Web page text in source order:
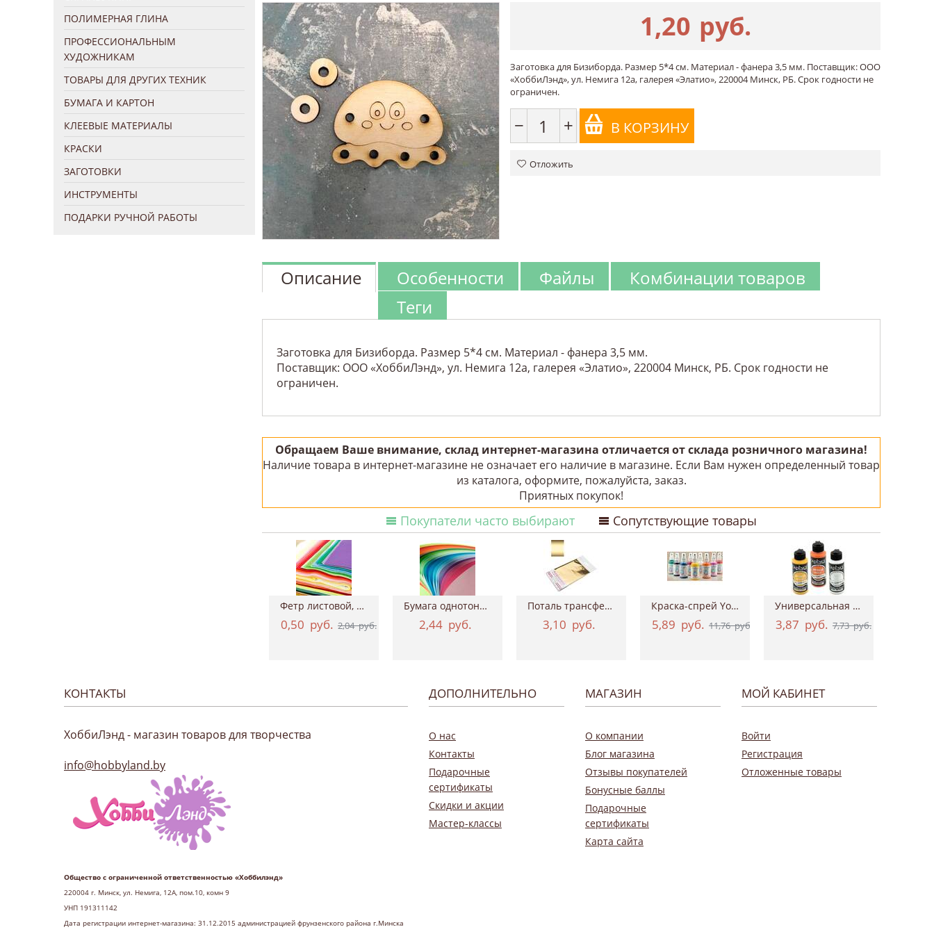
ПОЛИМЕРНАЯ ГЛИНА
ПРОФЕССИОНАЛЬНЫМ
ХУДОЖНИКАМ
ТОВАРЫ ДЛЯ ДРУГИХ ТЕХНИК
БУМАГА И КАРТОН
КЛЕЕВЫЕ МАТЕРИАЛЫ
КРАСКИ
ЗАГОТОВКИ
ИНСТРУМЕНТЫ
ПОДАРКИ РУЧНОЙ РАБОТЫ
1,20 руб.
Заготовка для Бизиборда. Размер 5*4 см. Материал - фанера 3,5 мм. Поставщик: ООО
«ХоббиЛэнд», ул. Немига 12а, галерея «Элатио», 220004 Минск, РБ. Срок годности не
ограничен.
− + В КОРЗИНУ
Отложить
Описание Особенности Файлы
Комбинации товаров
Теги
Заготовка для Бизиборда. Размер 5*4 см. Материал - фанера 3,5 мм.
Поставщик: ООО «ХоббиЛэнд», ул. Немига 12а, галерея «Элатио», 220004 Минск, РБ. Срок годности не
ограничен.
Обращаем Ваше внимание, склад интернет-магазина отличается от склада розничного магазина!
Наличие товара в интернет-магазине не означает его наличие в магазине. Если Вам нужен определенный товар
из каталога, оформите, пожалуйста, заказ.
Приятных покупок!
Покупатели часто выбирают Сопутствующие товары
Фетр листовой, 20х30 см, толщина 2 мм
0,50 руб. 2,04руб.
Бумага однотонная двухсторонняя, 50х70 см...
2,44 руб.
Поталь трансферная Geronimo, 15*100 см ТАИР
3,10 руб.
Краска-спрей Your Fashion Spray Fabric Pa...
5,89 руб. 11,76руб.
Универсальная акриловая краска Hybrid Ac...
3,87 руб. 7,73руб.
КОНТАКТЫ
ХоббиЛэнд - магазин товаров для творчества
info@hobbyland.by
Общество с ограниченной ответственностью «Хоббилэнд»
220004 г. Минск, ул. Немига, 12А, пом.10, комн 9
УНП 191311142
Дата регистрации интернет-магазина: 31.12.2015 администрацией фрунзенского района г.Минска
ДОПОЛНИТЕЛЬНО
О нас
Контакты
Подарочные
сертификаты
Скидки и акции
Мастер-классы
МАГАЗИН
О компании
Блог магазина
Отзывы покупателей
Бонусные баллы
Подарочные
сертификаты
Карта сайта
МОЙ КАБИНЕТ
Войти
Регистрация
Отложенные товары